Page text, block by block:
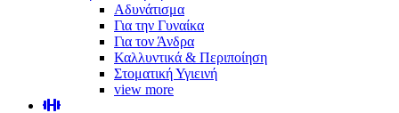
Αδυνάτισμα
Για την Γυναίκα
Για τον Άνδρα
Καλλυντικά & Περιποίηση
Στοματική Υγιεινή
view more